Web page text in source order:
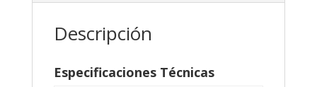
Descripción
Especificaciones Técnicas